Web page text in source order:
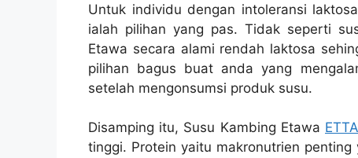
Untuk individu dengan intoleransi
ialah pilihan yang pas. Tidak seperti
Etawa secara alami rendah laktosa
pilihan bagus buat anda yang
setelah mengonsumsi produk susu.
Disamping itu, Susu Kambing Etawa
tinggi. Protein yaitu makronutrien